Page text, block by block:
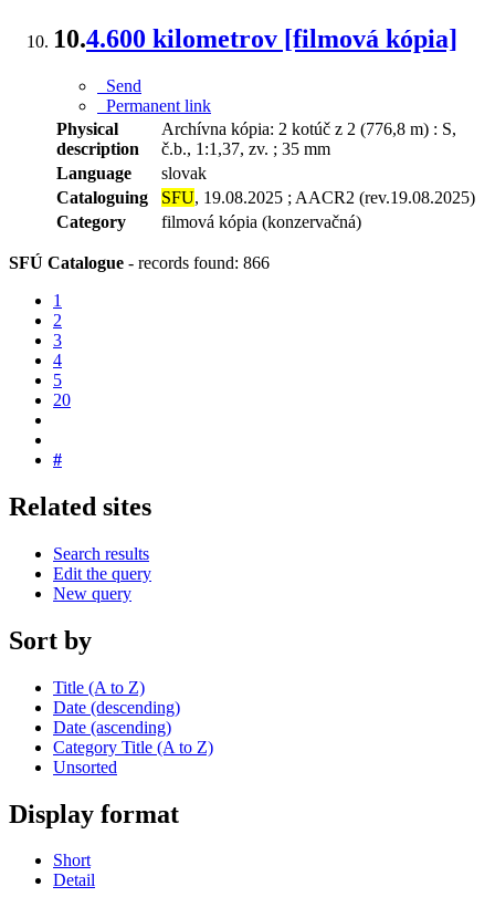
10.4.600 kilometrov [filmová kópia]
Send
Permanent link
Physical
description
Archívna kópia: 2 kotúč z 2 (776,8 m) : S,
č.b., 1:1,37, zv. ; 35 mm
Language
slovak
Cataloguing
SFU, 19.08.2025 ; AACR2 (rev.19.08.2025)
Category
filmová kópia (konzervačná)
SFÚ Catalogue - records found: 866
1
2
3
4
5
20
#
Related sites
Search results
Edit the query
New query
Sort by
Title (A to Z)
Date (descending)
Date (ascending)
Category Title (A to Z)
Unsorted
Display format
Short
Detail